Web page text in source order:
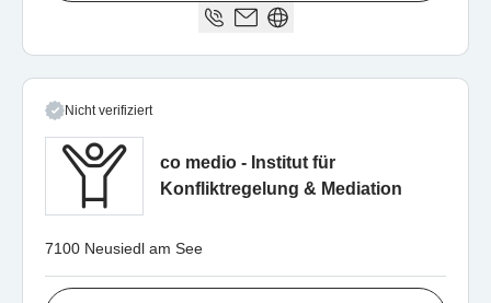
Nicht verifiziert
co medio - Institut für
Konfliktregelung & Mediation
7100 Neusiedl am See